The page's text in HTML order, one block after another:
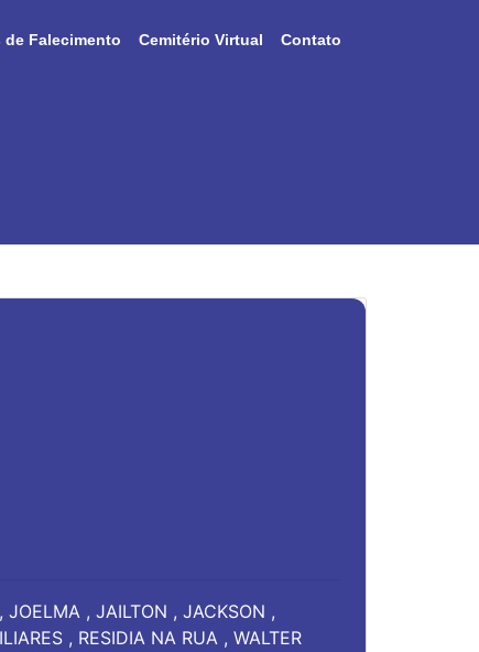
de Falecimento Cemitério Virtual Contato
JOELMA , JAILTON , JACKSON ,
, RESIDIA NA RUA , WALTER